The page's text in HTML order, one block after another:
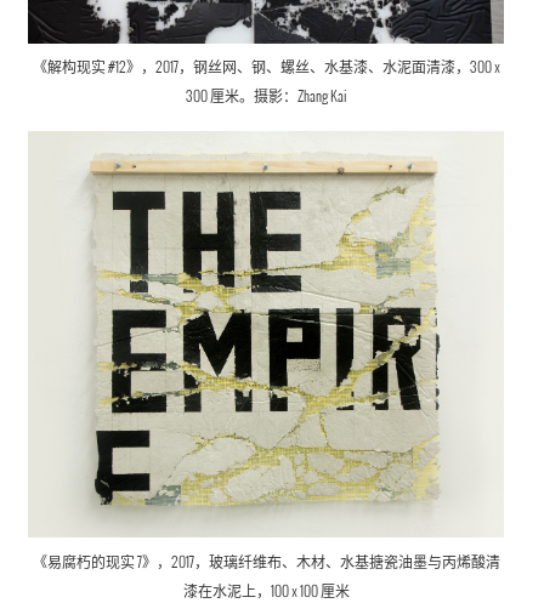
《解构现实 #12》，2017，钢丝网、钢、螺丝、水基漆、水泥面清漆，300 x
300 厘米。摄影：Zhang Kai
《易腐朽的现实 7》，2017，玻璃纤维布、木材、水基搪瓷油墨与丙烯酸清
漆在水泥上，100 x 100 厘米